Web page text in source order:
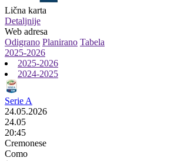
Lična karta
Detaljnije
Web adresa
Odigrano Planirano Tabela
2025-2026
2025-2026
2024-2025
Serie A
24.05.2026
24.05
20:45
Cremonese
Como